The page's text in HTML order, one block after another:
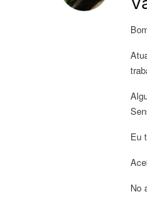
Eu
No